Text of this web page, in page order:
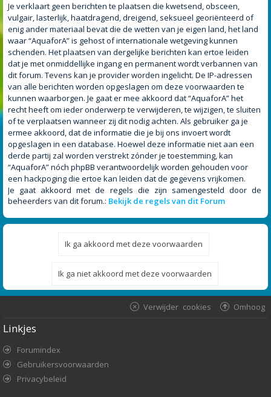
Je verklaart geen berichten te plaatsen die kwetsend, obsceen,
vulgair, lasterlijk, haatdragend, dreigend, seksueel georiënteerd of
enig ander materiaal bevat die de wetten van je eigen land, het land
waar “AquaforA” is gehost of internationale wetgeving kunnen
schenden. Het plaatsen van dergelijke berichten kan ertoe leiden
dat je met onmiddellijke ingang en permanent wordt verbannen van
dit forum. Tevens kan je provider worden ingelicht. De IP-adressen
van alle berichten worden opgeslagen om deze voorwaarden te
kunnen waarborgen. Je gaat er mee akkoord dat “AquaforA” het
recht heeft om ieder onderwerp te verwijderen, te wijzigen, te sluiten
of te verplaatsen wanneer zij dit nodig achten. Als gebruiker ga je
ermee akkoord, dat de informatie die je bij ons invoert wordt
opgeslagen in een database. Hoewel deze informatie niet aan een
derde partij zal worden verstrekt zónder je toestemming, kan
“AquaforA” nóch phpBB verantwoordelijk worden gehouden voor
een hackpoging die ertoe kan leiden dat de gegevens vrijkomen.
Je gaat akkoord met de regels die zijn samengesteld door de
beheerders van dit forum.: Bekijk de regels van dit Forum
Omhoog
Verwijder cookies
Linkjes
Forumindex
Gebruikersvoorwaarden
Privacybeleid